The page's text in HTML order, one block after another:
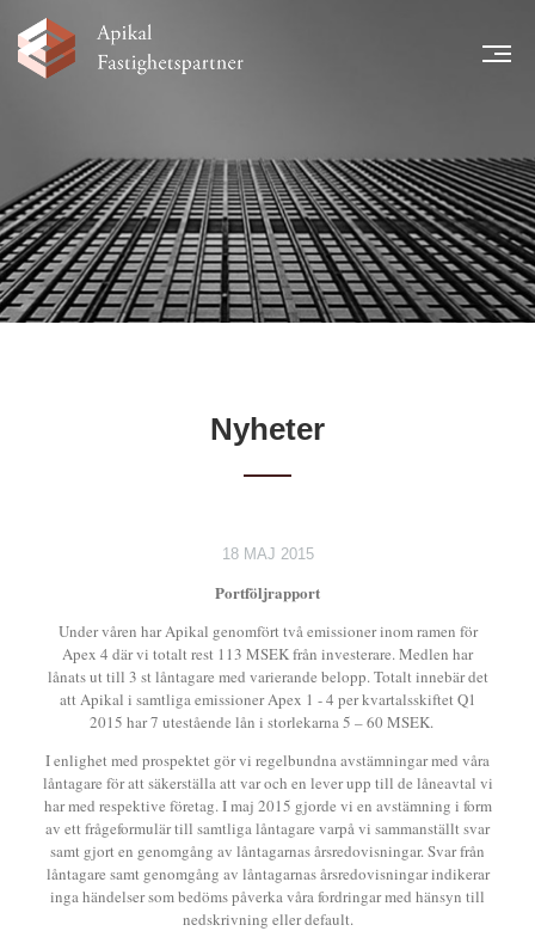
NYHETER
LÅNTAGARE
TEAM
LEGAL INFORMATION
FINANSIELL INFORMATION
Nyheter
18 MAJ 2015
Portföljrapport
Under våren har Apikal genomfört två emissioner inom ramen för
Apex 4 där vi totalt rest 113 MSEK från investerare. Medlen har
lånats ut till 3 st låntagare med varierande belopp. Totalt innebär det
att Apikal i samtliga emissioner Apex 1 - 4 per kvartalsskiftet Q1
2015 har 7 utestående lån i storlekarna 5 – 60 MSEK.
I enlighet med prospektet gör vi regelbundna avstämningar med våra
låntagare för att säkerställa att var och en lever upp till de låneavtal vi
har med respektive företag. I maj 2015 gjorde vi en avstämning i form
av ett frågeformulär till samtliga låntagare varpå vi sammanställt svar
samt gjort en genomgång av låntagarnas årsredovisningar. Svar från
låntagare samt genomgång av låntagarnas årsredovisningar indikerar
inga händelser som bedöms påverka våra fordringar med hänsyn till
nedskrivning eller default.